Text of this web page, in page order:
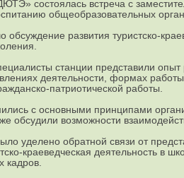
состоялась встреча с
общеобразовательных
обсуждение развития туристско-
станции представили
деятельности, формах
патриотической работы.
с основными принципами
обсудили возможности
уделено обратной связи от
краеведческая деятельность в
кадров.